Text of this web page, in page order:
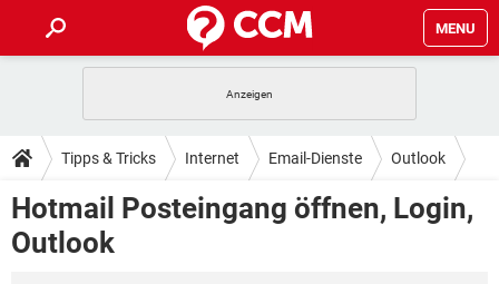
MENU
ANDROID IOS
WINDOWS 10 INSTAGRAM
WHATSAPP
TIPPS & TRICKS
SPIELE
ANDROID IOS
DOWNLOADS
SPIELE
FORUM
Tipps & Tricks Internet Email-Dienste Outlook
Hotmail Posteingang öffnen, Login,
Outlook